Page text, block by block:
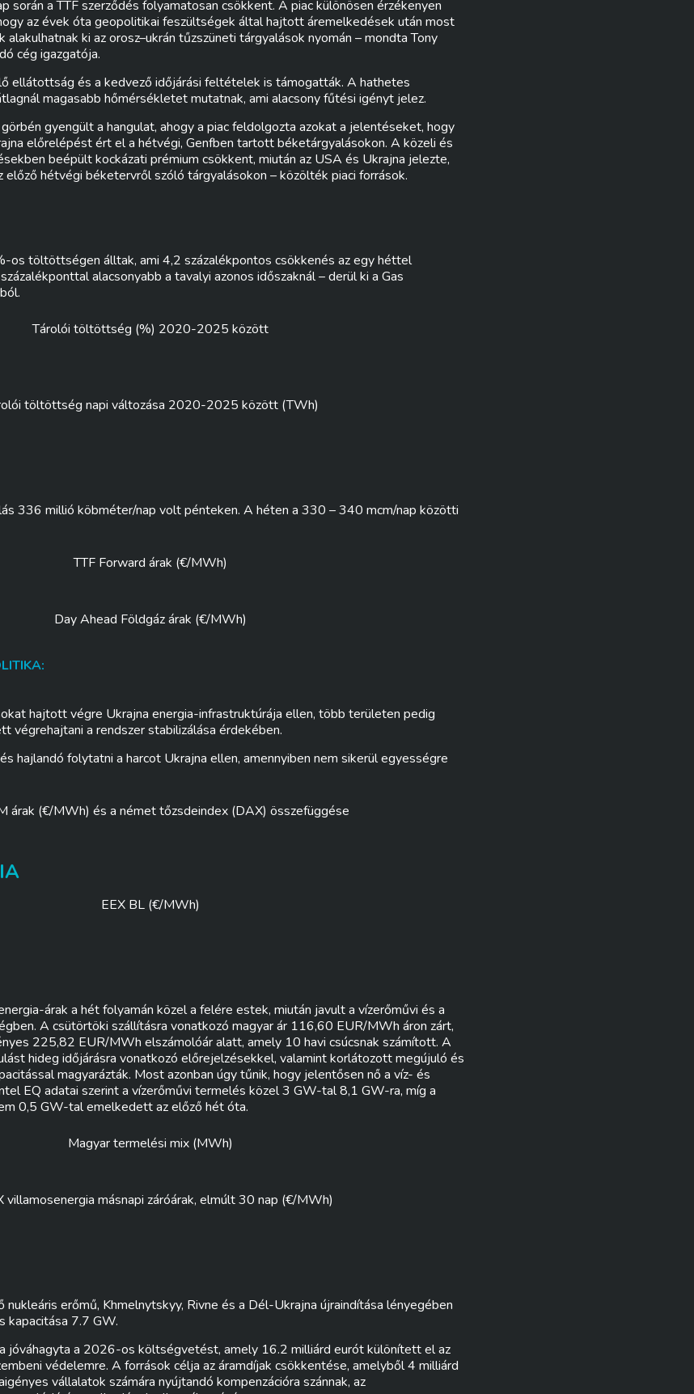
során a TTF szerződés folyamatosan csökkent. A piac különösen érzékenyen
az évek óta geopolitikai feszültségek által hajtott áremelkedések után most
ki az orosz–ukrán tűzszüneti tárgyalások nyomán – mondta Tony
cég igazgatója.
ellátottság és a kedvező időjárási feltételek is támogatták. A hathetes
magasabb hőmérsékletet mutatnak, ami alacsony fűtési igényt jelez.
gyengült a hangulat, ahogy a piac feldolgozta azokat a jelentéseket, hogy
előrelépést ért el a hétvégi, Genfben tartott béketárgyalásokon. A közeli és
beépült kockázati prémium csökkent, miután az USA és Ukrajna jelezte,
hétvégi béketervről szóló tárgyalásokon – közölték piaci források.
os töltöttségen álltak, ami 4,2 százalékpontos csökkenés az egy héttel
alacsonyabb a tavalyi azonos időszaknál – derül ki a Gas
Tárolói töltöttség (%) 2020-2025 között
töltöttség napi változása 2020-2025 között (TWh)
336 millió köbméter/nap volt pénteken. A héten a 330 – 340 mcm/nap közötti
TTF Forward árak (€/MWh)
Day Ahead Földgáz árak (€/MWh)
hajtott végre Ukrajna energia-infrastruktúrája ellen, több területen pedig
végrehajtani a rendszer stabilizálása érdekében.
hajlandó folytatni a harcot Ukrajna ellen, amennyiben nem sikerül egyességre
árak (€/MWh) és a német tőzsdeindex (DAX) összefüggése
EEX BL (€/MWh)
árak a hét folyamán közel a felére estek, miután javult a vízerőművi és a
A csütörtöki szállításra vonatkozó magyar ár 116,60 EUR/MWh áron zárt,
225,82 EUR/MWh elszámolóár alatt, amely 10 havi csúcsnak számított. A
hideg időjárásra vonatkozó előrejelzésekkel, valamint korlátozott megújuló és
magyarázták. Most azonban úgy tűnik, hogy jelentősen nő a víz- és
EQ adatai szerint a vízerőművi termelés közel 3 GW-tal 8,1 GW-ra, míg a
0,5 GW-tal emelkedett az előző hét óta.
Magyar termelési mix (MWh)
villamosenergia másnapi záróárak, elmúlt 30 nap (€/MWh)
nukleáris erőmű, Khmelnytskyy, Rivne és a Dél-Ukrajna újraindítása lényegében
kapacitása 7.7 GW.
jóváhagyta a 2026-os költségvetést, amely 16.2 milliárd eurót különített el az
védelemre. A források célja az áramdíjak csökkentése, amelyből 4 milliárd
vállalatok számára nyújtandó kompenzációra szánnak, az